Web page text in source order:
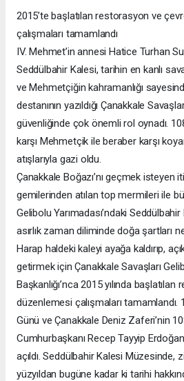
2015’te başlatılan restorasyon ve
çalışmaları tamamlandı
IV. Mehmet’in annesi Hatice Turhan
Seddülbahir Kalesi, tarihin en kanlı
ve Mehmetçiğin kahramanlığı
destanının yazıldığı Çanakkale
güvenliğinde çok önemli rol oynadı.
karşı Mehmetçik ile beraber karşı
atışlarıyla gazi oldu.
Çanakkale Boğazı’nı geçmek isteyen
gemilerinden atılan top mermileri ile
Gelibolu Yarımadası’ndaki
asırlık zaman diliminde doğa şartları
Harap haldeki kaleyi ayağa kaldırıp,
getirmek için Çanakkale Savaşları
Başkanlığı’nca 2015 yılında
düzenlemesi çalışmaları
Günü ve Çanakkale Deniz Zaferi’nin
Cumhurbaşkanı Recep Tayyip
açıldı. Seddülbahir Kalesi Müzesinde,
yüzyıldan bugüne kadar ki tarihi